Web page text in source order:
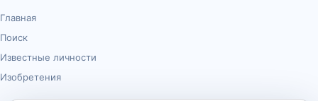
Главная
Поиск
Известные личности
Изобретения